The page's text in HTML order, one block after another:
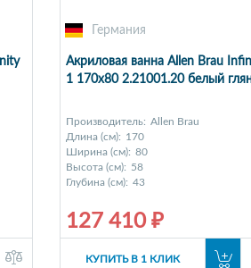
Германия
Акриловая ванна Allen Brau
1 170x80 2.21001.20 белый
Производитель: Allen Brau
Длина (см): 170
Ширина (см): 80
Высота (см): 58
Глубина (см): 43
127 410 ₽
КУПИТЬ В 1 КЛИК